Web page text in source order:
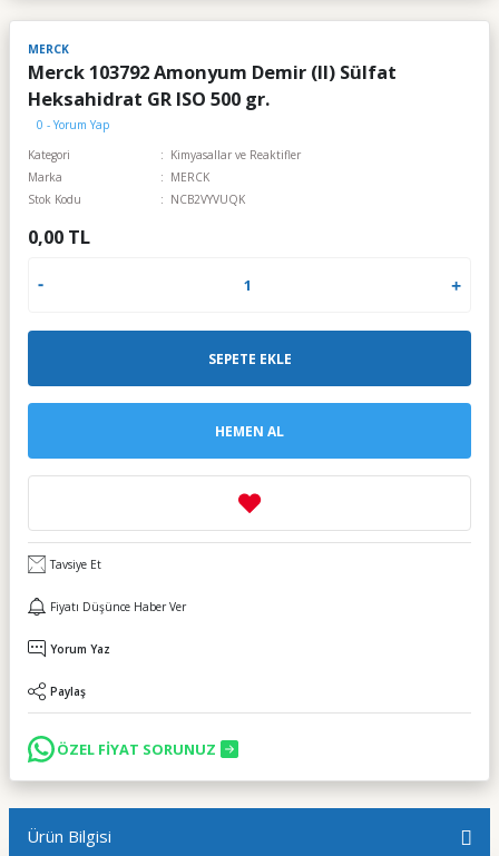
MERCK
Merck 103792 Amonyum Demir (II) Sülfat
Heksahidrat GR ISO 500 gr.
0 - Yorum Yap
Kategori
Kimyasallar ve Reaktifler
Marka
MERCK
Stok Kodu
NCB2VYVUQK
0,00 TL
SEPETE EKLE
HEMEN AL
Tavsiye Et
Fiyatı Düşünce Haber Ver
Yorum Yaz
Paylaş
ÖZEL FİYAT SORUNUZ
Ürün Bilgisi